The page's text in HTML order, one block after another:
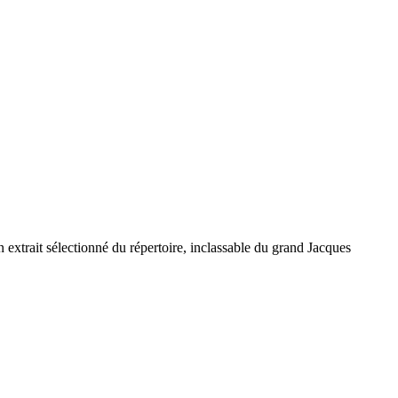
sélectionné du répertoire, inclassable du grand Jacques